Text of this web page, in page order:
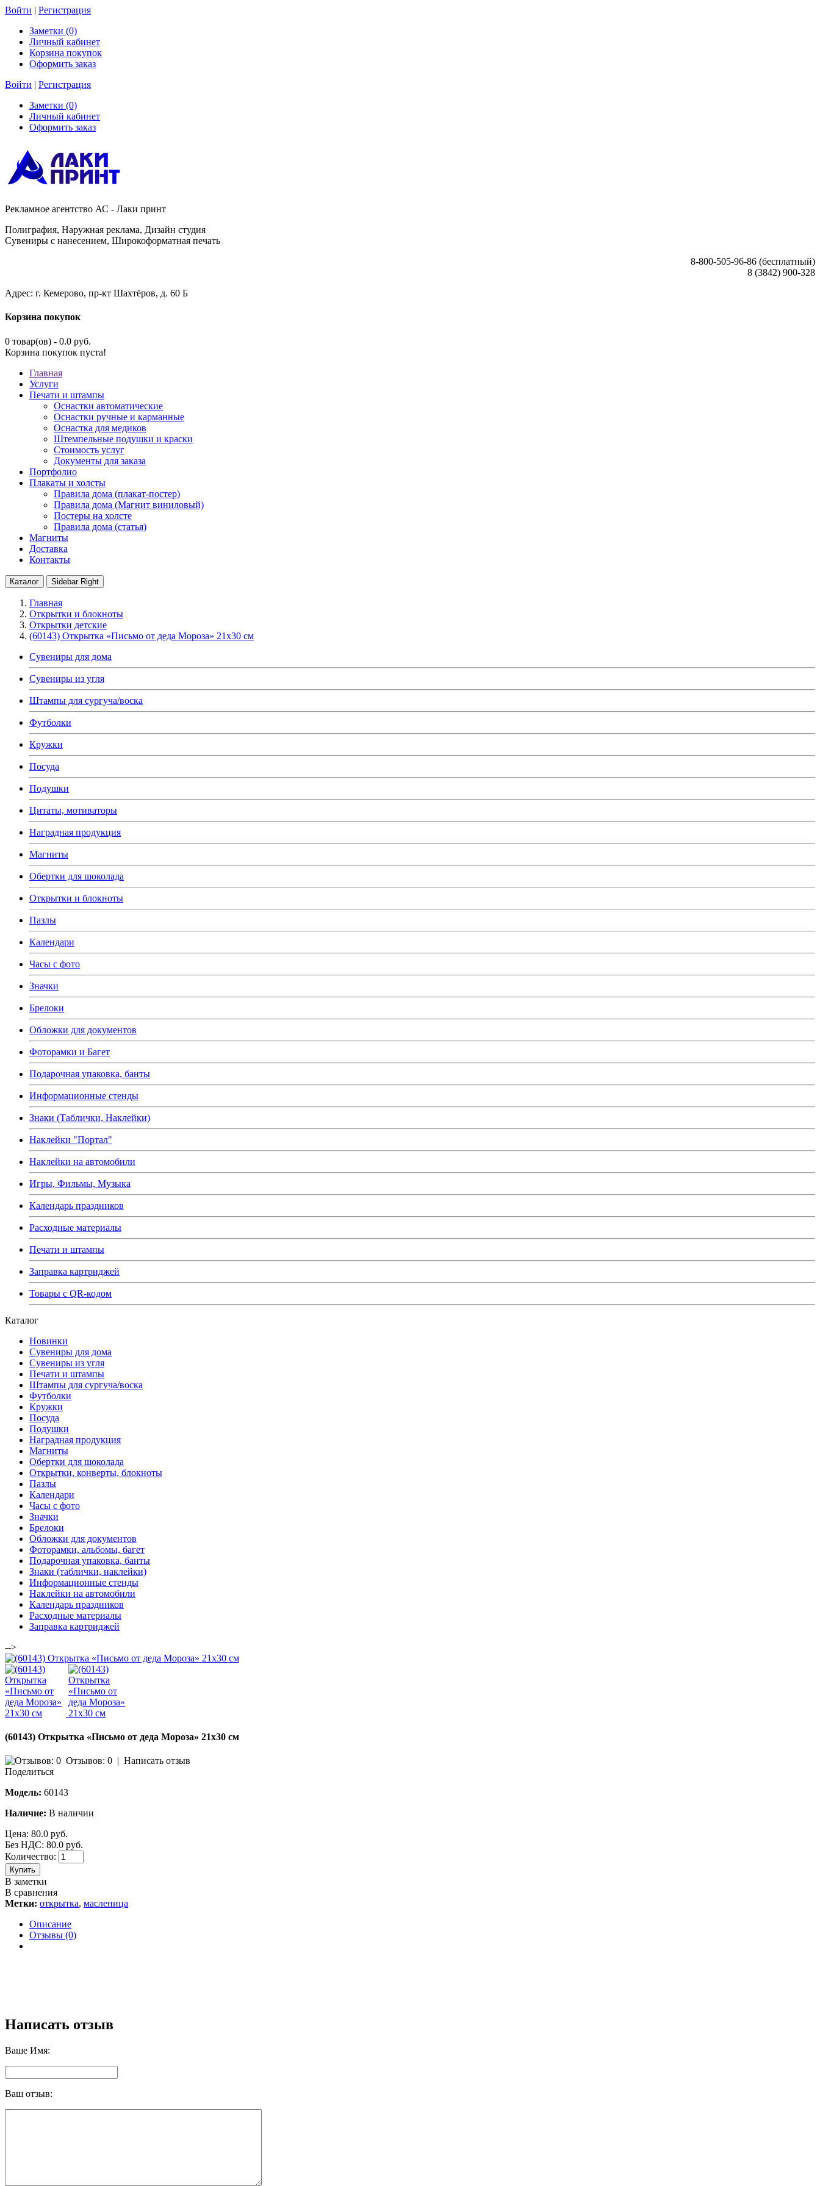
Войти | Регистрация
Заметки (0)
Личный кабинет
Корзина покупок
Оформить заказ
Войти | Регистрация
Заметки (0)
Личный кабинет
Оформить заказ
Рекламное агентство АС - Лаки принт
Полиграфия, Наружная реклама, Дизайн студия
Сувениры с нанесением, Широкоформатная печать
8-800-505-96-86 (бесплатный)
8 (3842) 900-328
Адрес: г. Кемерово, пр-кт Шахтёров, д. 60 Б
Корзина покупок
0 товар(ов) - 0.0 руб.
Корзина покупок пуста!
Главная
Услуги
Печати и штампы
Оснастки автоматические
Оснастки ручные и карманные
Оснастка для медиков
Штемпельные подушки и краски
Стоимость услуг
Документы для заказа
Портфолио
Плакаты и холсты
Правила дома (плакат-постер)
Правила дома (Магнит виниловый)
Постеры на холсте
Правила дома (статья)
Магниты
Доставка
Контакты
Каталог Sidebar Right
Главная
Открытки и блокноты
Открытки детские
(60143) Открытка «Письмо от деда Мороза» 21х30 см
Сувениры для дома
Сувениры из угля
Штампы для сургуча/воска
Футболки
Кружки
Посуда
Подушки
Цитаты, мотиваторы
Наградная продукция
Магниты
Обертки для шоколада
Открытки и блокноты
Пазлы
Календари
Часы с фото
Значки
Брелоки
Обложки для документов
Фоторамки и Багет
Подарочная упаковка, банты
Информационные стенды
Знаки (Таблички, Наклейки)
Наклейки "Портал"
Наклейки на автомобили
Игры, Фильмы, Музыка
Календарь праздников
Расходные материалы
Печати и штампы
Заправка картриджей
Товары с QR-кодом
Каталог
Новинки
Сувениры для дома
Сувениры из угля
Печати и штампы
Штампы для сургуча/воска
Футболки
Кружки
Посуда
Подушки
Наградная продукция
Магниты
Обертки для шоколада
Открытки, конверты, блокноты
Пазлы
Календари
Часы с фото
Значки
Брелоки
Обложки для документов
Фоторамки, альбомы, багет
Подарочная упаковка, банты
Знаки (таблички, наклейки)
Информационные стенды
Наклейки на автомобили
Календарь праздников
Расходные материалы
Заправка картриджей
-->
(60143) Открытка «Письмо от деда Мороза» 21х30 см
Отзывов: 0 | Написать отзыв
Поделиться
Модель: 60143
Наличие: В наличии
Цена: 80.0 руб.
Без НДС: 80.0 руб.
Количество:
Купить
В заметки
В сравнения
Метки: открытка, масленица
Описание
Отзывы (0)
Написать отзыв
Ваше Имя:
Ваш отзыв: